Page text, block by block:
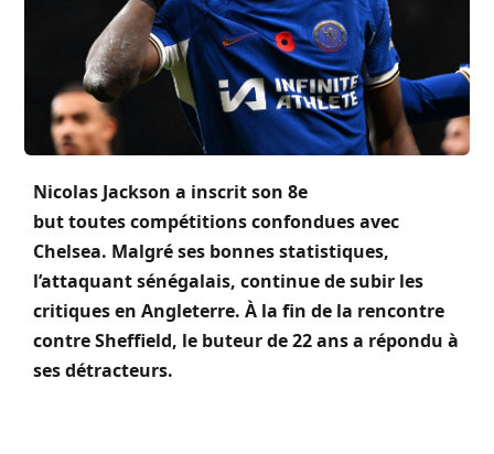
Nicolas Jackson a inscrit son 8e
buttoutescompétitions confondues avec
Chelsea. Malgré ses bonnes statistiques,
l’attaquant sénégalais, continue de subir les
critiques en Angleterre. À la fin de la rencontre
contre Sheffield, le buteur de 22 ansa répondu à
ses détracteurs.